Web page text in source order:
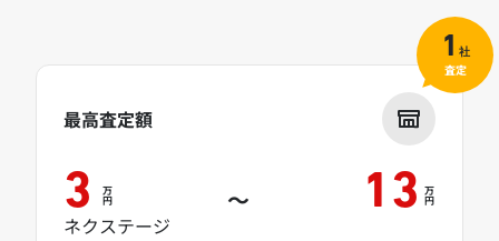
最高査定額
3 万
円 ～ 13 万
円
ネクステージ
1 社
査定